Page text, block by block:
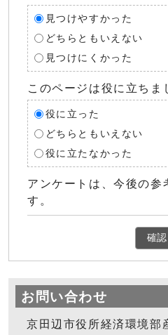
見つけやすかった
どちらともいえない
見つけにくかった
このページは役に立ちま
役に立った
どちらともいえない
役に立たなかった
アンケートは、今後の参
す。
確認
お問い合わせ
京田辺市役所経済環境部